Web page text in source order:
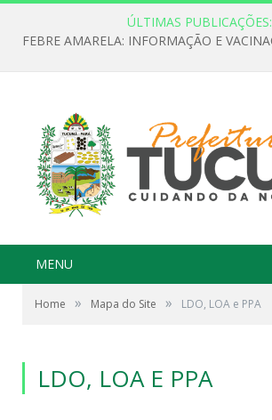
ÚLTIMAS PUBLICAÇÕES:
MENU
Home » Mapa do Site » LDO, LOA e PPA
LDO, LOA E PPA